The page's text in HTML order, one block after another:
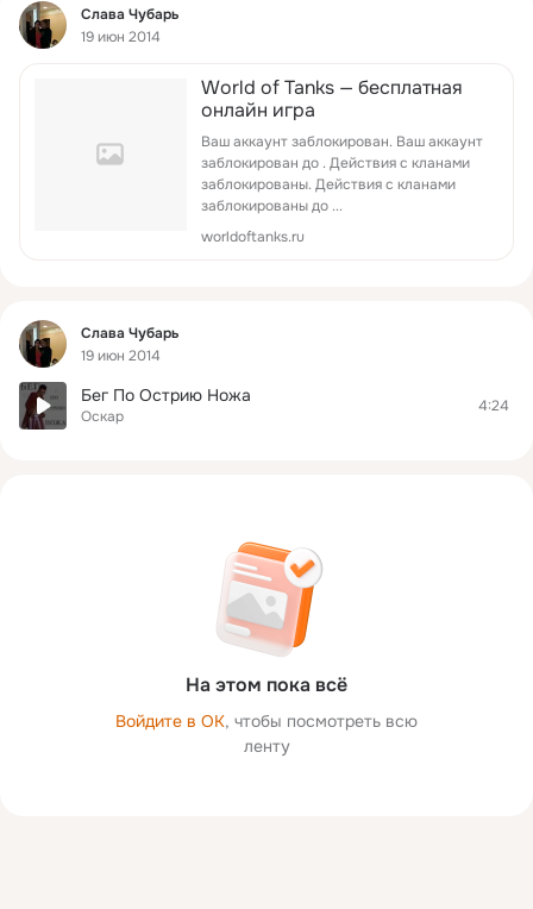
Фид
Слава Чубарь
19 июн 2014
World of Tanks — бесплатная
онлайн игра
Ваш аккаунт заблокирован. Ваш аккаунт
заблокирован до . Действия с кланами
заблокированы. Действия с кланами
заблокированы до ...
worldoftanks.ru
Фид
Слава Чубарь
19 июн 2014
Бег По Острию Ножа
Оскар
4:24
На этом пока всё
Войдите в ОК, чтобы посмотреть всю
ленту